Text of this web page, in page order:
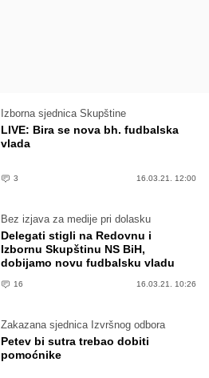
Izborna sjednica Skupštine
LIVE: Bira se nova bh. fudbalska
vlada
3 16.03.21. 12:00
Bez izjava za medije pri dolasku
Delegati stigli na Redovnu i
Izbornu Skupštinu NS BiH,
dobijamo novu fudbalsku vladu
16 16.03.21. 10:26
Zakazana sjednica Izvršnog odbora
Petev bi sutra trebao dobiti
pomoćnike